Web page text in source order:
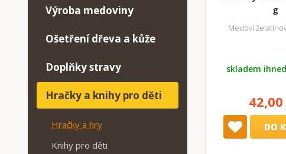
g
Medoví
skladem
DO
Výroba medoviny
Ošetření dřeva a kůže
Doplňky stravy
Hračky a knihy pro děti
Hračky a hry
Knihy pro děti